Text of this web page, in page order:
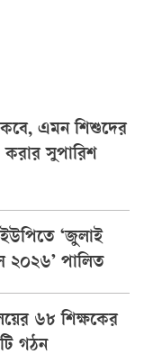
এমন শিশুদের
করার সুপারিশ
‘জুলাই
২০২৬’ পালিত
৬৮ শিক্ষকের
গঠন